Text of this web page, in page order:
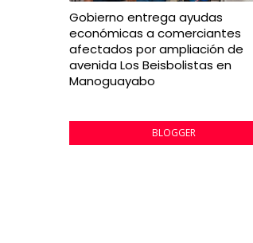
Gobierno entrega ayudas
económicas a comerciantes
afectados por ampliación de
avenida Los Beisbolistas en
Manoguayabo
BLOGGER